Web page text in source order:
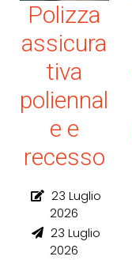
Polizza
assicura
tiva
poliennal
e e
recesso
23 Luglio
2026
23 Luglio
2026